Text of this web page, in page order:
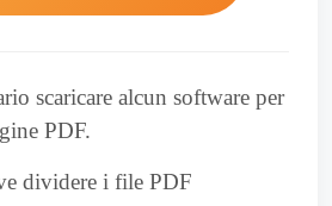
scaricare alcun software per
PDF.
dividere i file PDF